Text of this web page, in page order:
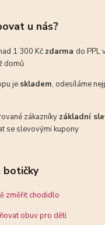
u nás?
1 300 Kč zdarma do PPL
domů
je skladem, odesíláme
zákazníky základní
se slevovými kupony
botičky
změřit chodidlo
obuv pro děti